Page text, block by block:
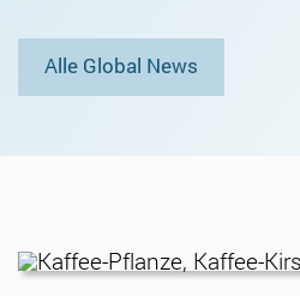
Alle Global News